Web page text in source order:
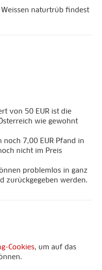
naturtrüb findest
von 50 EUR ist die
wie gewohnt
7,00 EUR Pfand in
nicht im Preis
problemlos in ganz
zurückgegeben werden.
Cookies, um auf das